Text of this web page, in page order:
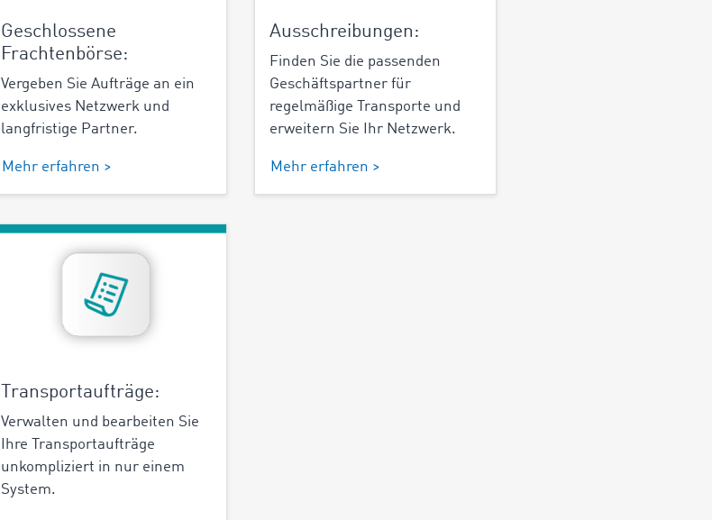
Geschlossene
Frachtenbörse:
Vergeben Sie Aufträge an ein
exklusives Netzwerk und
langfristige Partner.
Mehr erfahren >
Ausschreibungen:
Finden Sie die passenden
Geschäftspartner für
regelmäßige Transporte und
erweitern Sie Ihr Netzwerk.
Mehr erfahren >
Transportaufträge:
Verwalten und bearbeiten Sie
Ihre Transportaufträge
unkompliziert in nur einem
System.